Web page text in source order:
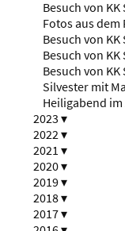
Besuch von KK
Fotos aus dem
Besuch von
Besuch von KK
Besuch von
Silvester mit Ma
Heiligabend im
2023 ▾
2022 ▾
2021 ▾
2020▾
2019▾
2018▾
2017▾